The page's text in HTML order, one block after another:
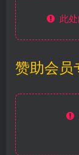
此处
赞助会员